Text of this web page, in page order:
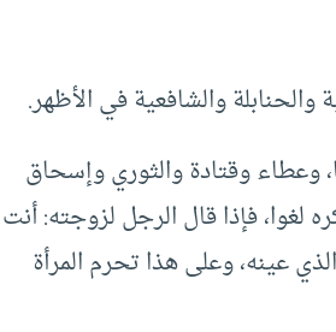
والشافعية في الأظهر.
وعطاء وقتادة والثوري وإسحاق
لغوا، فإذا قال الرجل لزوجته: أنت
عينه، وعلى هذا تحرم المرأة